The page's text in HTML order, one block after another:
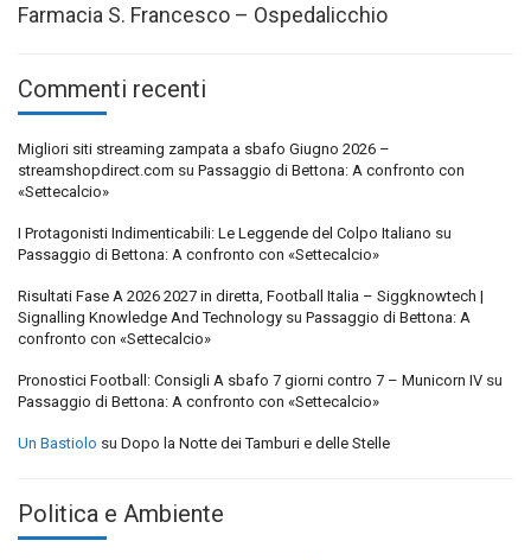
Farmacia S. Francesco – Ospedalicchio
Commenti recenti
Migliori siti streaming zampata a sbafo Giugno 2026 –
streamshopdirect.com su Passaggio di Bettona: A confronto con
«Settecalcio»
I Protagonisti Indimenticabili: Le Leggende del Colpo Italiano su
Passaggio di Bettona: A confronto con «Settecalcio»
Risultati Fase A 2026 2027 in diretta, Football Italia – Siggknowtech |
Signalling Knowledge And Technology su Passaggio di Bettona: A
confronto con «Settecalcio»
Pronostici Football: Consigli A sbafo 7 giorni contro 7 – Municorn IV su
Passaggio di Bettona: A confronto con «Settecalcio»
Un Bastiolo su Dopo la Notte dei Tamburi e delle Stelle
Politica e Ambiente